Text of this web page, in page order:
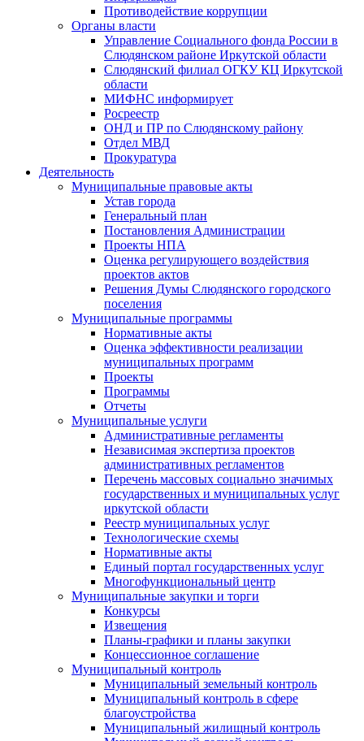
Противодействие коррупции
Органы власти
Управление Социального фонда России в
Слюдянском районе Иркутской области
Слюдянский филиал ОГКУ КЦ Иркутской
области
МИФНС информирует
Росреестр
ОНД и ПР по Слюдянскому району
Отдел МВД
Прокуратура
Деятельность
Муниципальные правовые акты
Устав города
Генеральный план
Постановления Администрации
Проекты НПА
Оценка регулирующего воздействия
проектов актов
Решения Думы Слюдянского городского
поселения
Муниципальные программы
Нормативные акты
Оценка эффективности реализации
муниципальных программ
Проекты
Программы
Отчеты
Муниципальные услуги
Административные регламенты
Независимая экспертиза проектов
административных регламентов
Перечень массовых социально значимых
государственных и муниципальных услуг
иркутской области
Реестр муниципальных услуг
Технологические схемы
Нормативные акты
Единый портал государственных услуг
Многофункциональный центр
Муниципальные закупки и торги
Конкурсы
Извещения
Планы-графики и планы закупки
Концессионное соглашение
Муниципальный контроль
Муниципальный земельный контроль
Муниципальный контроль в сфере
благоустройства
Муниципальный жилищный контроль